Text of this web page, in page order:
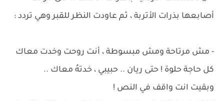
أصابعها بذرات الأتربة ، ثم عاودت النظر للقبر وهي تردد :
- مش مرتاحة ومش مبسوطة ، أنت روحت وخدت معاك
كل حاجة حلوة ! حتى ريان .. حبيبي ، خدتهُ معاك ..
وبقيت انت واقف في النص !